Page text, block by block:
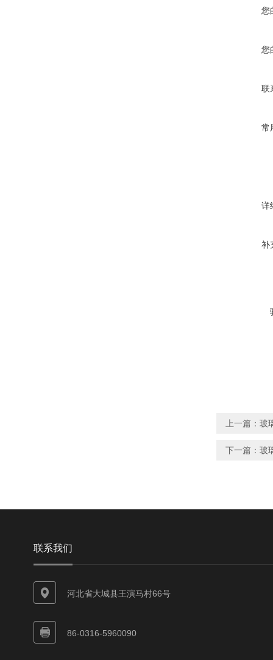
您
您
联
常
详
补
上一篇： 玻
下一篇： 玻
联系我们
河北省大城县王演马村66号
86-0316-5960090